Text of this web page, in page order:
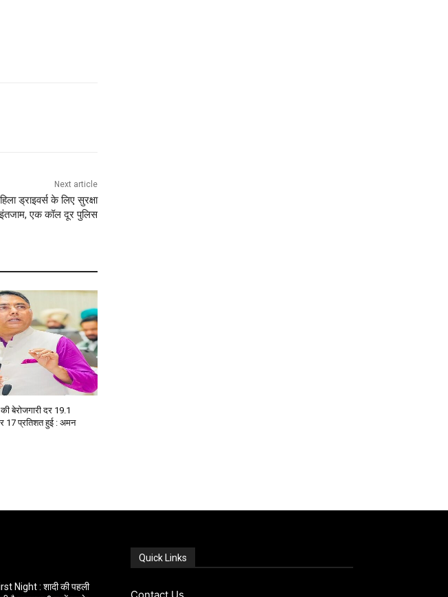
Next article
ड्राइवर्स के लिए सुरक्षा
एक कॉल दूर पुलिस
बेरोजगारी दर 19.1
17 प्रतिशत हुई : अमन
Night : शादी की पहली
Quick Links